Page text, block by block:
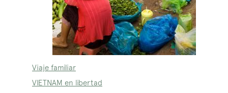
Viaje familiar
VIETNAM en libertad